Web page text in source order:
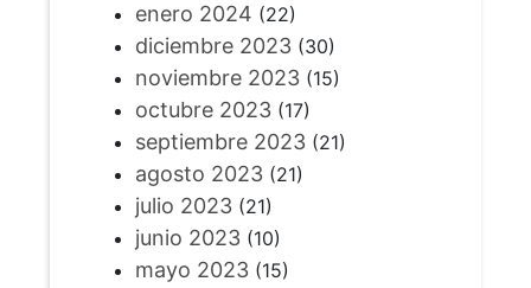
enero 2024 (22)
diciembre 2023(30)
noviembre 2023(15)
octubre 2023(17)
septiembre 2023(21)
agosto 2023(21)
julio 2023(21)
junio 2023(10)
mayo 2023(15)